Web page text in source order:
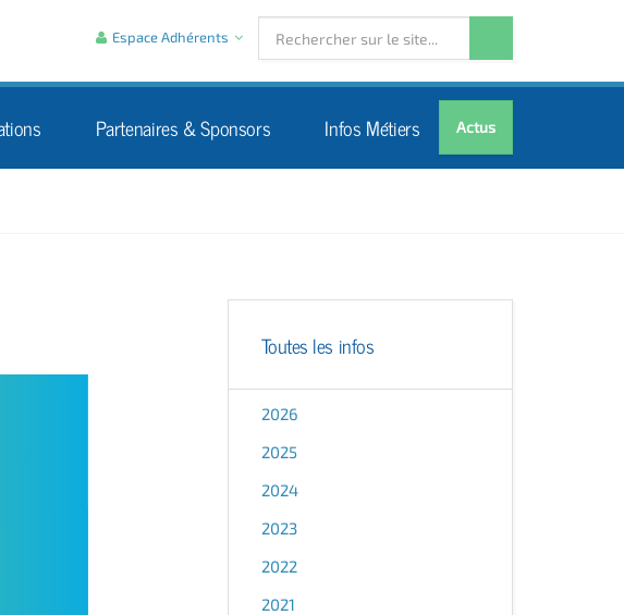
Actus
Partenaires & Sponsors Infos Métiers
Espace Adhérents
Toutes les infos
2026
2025
2024
2023
2022
2021